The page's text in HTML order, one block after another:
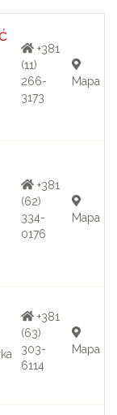
+381
(11)
266-
3173
Mapa
+381
(62)
334-
0176
Mapa
+381
(63)
303-
6114
Mapa